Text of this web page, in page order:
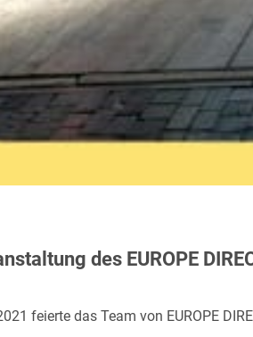
des EUROPE
feierte das Team von EUROPE